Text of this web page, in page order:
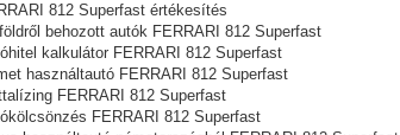
812 Superfast értékesítés
behozott autók FERRARI 812 Superfast
kalkulátor FERRARI 812 Superfast
használtautó FERRARI 812 Superfast
FERRARI 812 Superfast
FERRARI 812 Superfast